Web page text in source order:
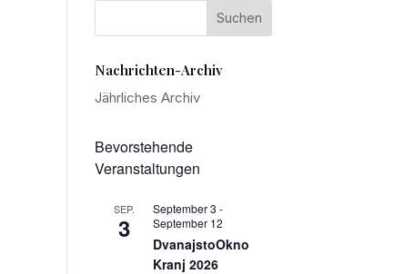
Nachrichten-Archiv
Jährliches Archiv
Bevorstehende
Veranstaltungen
SEP.
3
September 3 -
September 12
DvanajstoOkno
Kranj 2026